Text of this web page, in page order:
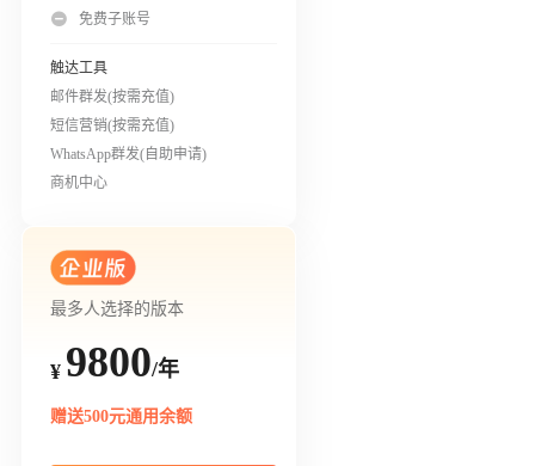
免费子账号
触达工具
邮件群发(按需充值)
短信营销(按需充值)
WhatsApp群发(自助申请)
商机中心
最多人选择的版本
¥ 9800/年
赠送500元通用余额